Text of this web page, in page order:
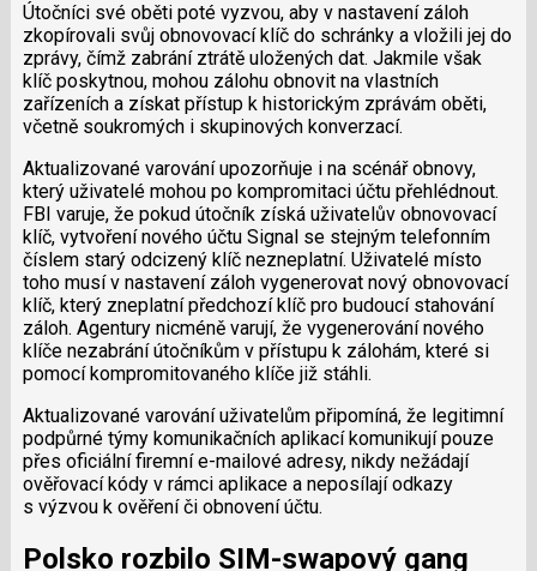
Útočníci své oběti poté vyzvou, aby v nastavení záloh
zkopírovali svůj obnovovací klíč do schránky a vložili jej do
zprávy, čímž zabrání ztrátě uložených dat. Jakmile však
klíč poskytnou, mohou zálohu obnovit na vlastních
zařízeních a získat přístup k historickým zprávám oběti,
včetně soukromých i skupinových konverzací.
Aktualizované varování upozorňuje i na scénář obnovy,
který uživatelé mohou po kompromitaci účtu přehlédnout.
FBI varuje, že pokud útočník získá uživatelův obnovovací
klíč, vytvoření nového účtu Signal se stejným telefonním
číslem starý odcizený klíč nezneplatní. Uživatelé místo
toho musí v nastavení záloh vygenerovat nový obnovovací
klíč, který zneplatní předchozí klíč pro budoucí stahování
záloh. Agentury nicméně varují, že vygenerování nového
klíče nezabrání útočníkům v přístupu k zálohám, které si
pomocí kompromitovaného klíče již stáhli.
Aktualizované varování uživatelům připomíná, že legitimní
podpůrné týmy komunikačních aplikací komunikují pouze
přes oficiální firemní e-mailové adresy, nikdy nežádají
ověřovací kódy v rámci aplikace a neposílají odkazy
s výzvou k ověření či obnovení účtu.
Polsko rozbilo SIM-swapový gang